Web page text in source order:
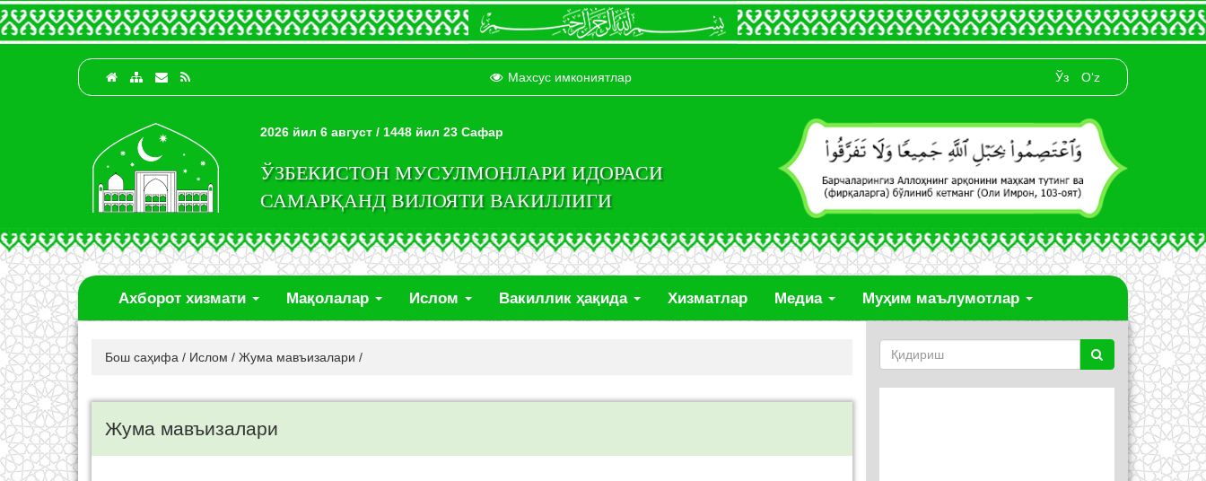
Махсус имкониятлар Ўз O‘z
2026 йил 6 август / 1448 йил 23 Сафар
ЎЗБЕКИСТОН МУСУЛМОНЛАРИ ИДОРАСИ
САМАРҚАНД ВИЛОЯТИ ВАКИЛЛИГИ
Ахборот хизмати Мақолалар Ислом Вакиллик ҳақида Хизматлар Медиа Муҳим маълумотлар
Бош саҳифа / Ислом / Жума мавъизалари /
Жума мавъизалари